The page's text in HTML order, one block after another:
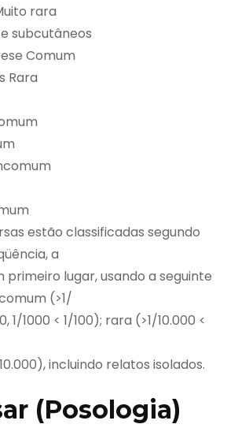
rara
subcutâneos
Comum
Rara
estão classificadas segundo
a
primeiro lugar, usando a seguinte
(>1/
1/1000 < 1/100); rara (>1/10.000 <
incluindo relatos isolados.
(Posologia)